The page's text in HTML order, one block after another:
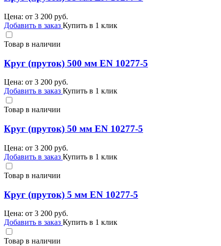
Цена: от 3 200 руб.
Добавить в заказ Купить в 1 клик
Товар в наличии
Круг (пруток) 500 мм EN 10277-5
Цена: от 3 200 руб.
Добавить в заказ Купить в 1 клик
Товар в наличии
Круг (пруток) 50 мм EN 10277-5
Цена: от 3 200 руб.
Добавить в заказ Купить в 1 клик
Товар в наличии
Круг (пруток) 5 мм EN 10277-5
Цена: от 3 200 руб.
Добавить в заказ Купить в 1 клик
Товар в наличии